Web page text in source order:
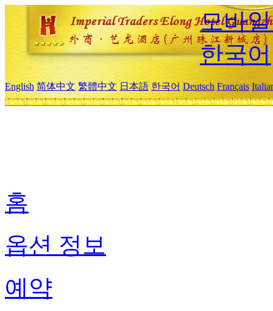
모바
한국어
English 简体中文 繁體中文 日本語 한국어 Deutsch Français
홈
옵션 정보
예약